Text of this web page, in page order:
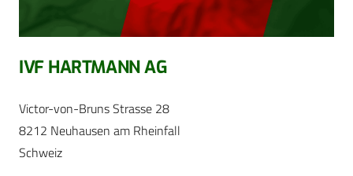
IVF HARTMANN AG
Victor-von-Bruns Strasse 28
8212 Neuhausen am Rheinfall
Schweiz